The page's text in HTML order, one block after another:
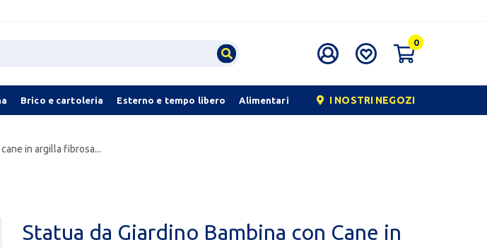
0
Brico e cartoleria Esterno e tempo libero Alimentari I NOSTRI NEGOZI
in argilla fibrosa...
Statua da Giardino Bambina con Cane in